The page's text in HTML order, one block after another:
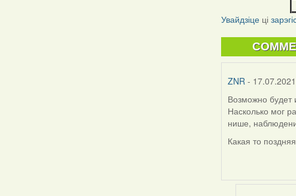
Увайдзіце ці
ZNR -
Возможно будет
Насколько мог
нише,
Какая то